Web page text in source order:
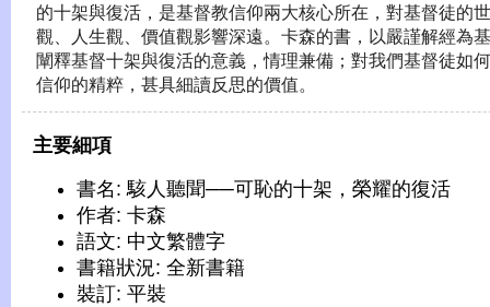
的十架與復活，是基督教信仰兩大核心所在，對基督徒的
觀、人生觀、價值觀影響深遠。卡森的書，以嚴謹解經為
闡釋基督十架與復活的意義，情理兼備；對我們基督徒如
信仰的精粹，甚具細讀反思的價值。
主要細項
書名: 駭人聽聞──可恥的十架，榮耀的復活
作者: 卡森
語文: 中文繁體字
書籍狀況: 全新書籍
裝訂: 平裝